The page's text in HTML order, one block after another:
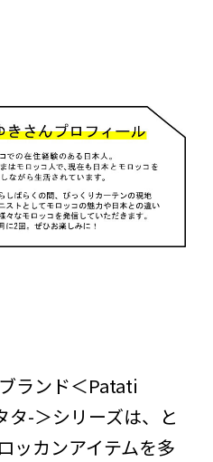
ランド＜Patati
タ-＞シリーズは、と
ッカンアイテムを多